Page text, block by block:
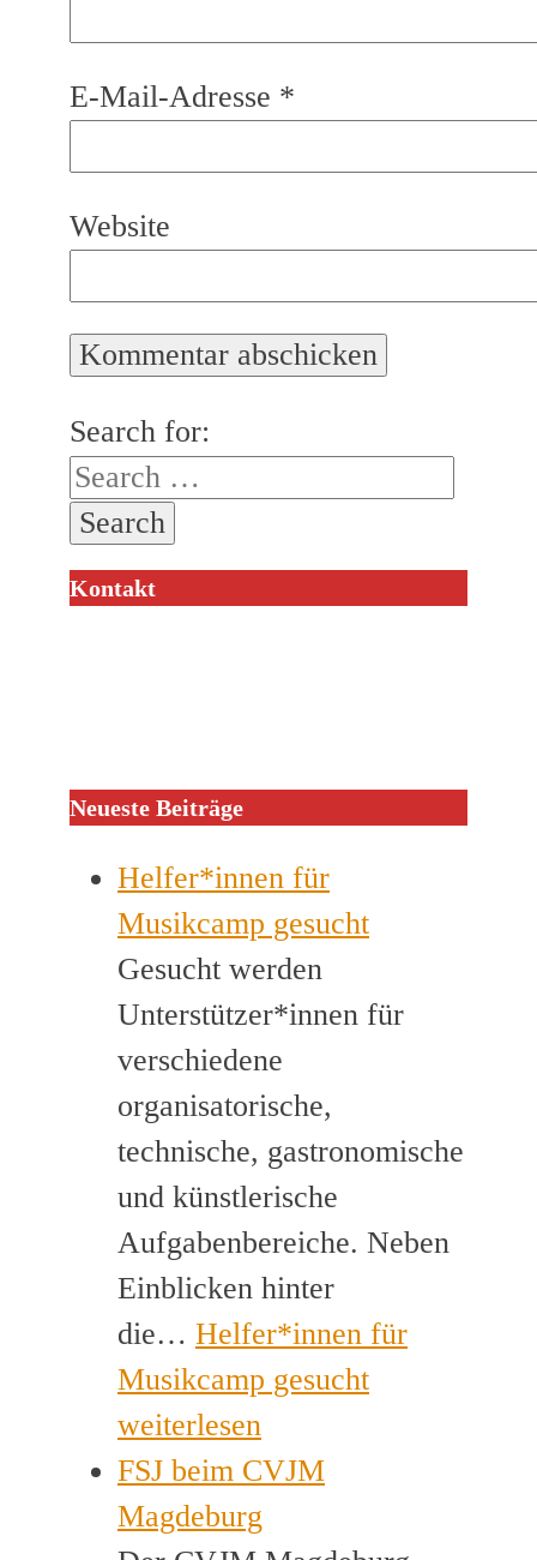
E-Mail-Adresse *
Website
Search for:
Kontakt
Neueste Beiträge
Helfer*innen für
Musikcamp gesucht
Gesucht werden
Unterstützer*innen für
verschiedene
organisatorische,
technische, gastronomische
und künstlerische
Aufgabenbereiche. Neben
Einblicken hinter
die… Helfer*innen für
Musikcamp gesucht
weiterlesen
FSJ beim CVJM
Magdeburg